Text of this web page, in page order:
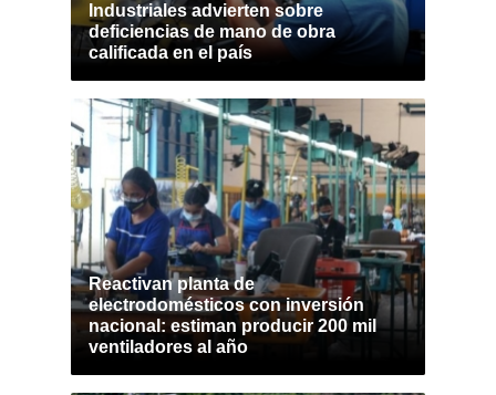
Industriales advierten sobre
deficiencias de mano de obra
calificada en el país
Reactivan planta de
electrodomésticos con inversión
nacional: estiman producir 200 mil
ventiladores al año